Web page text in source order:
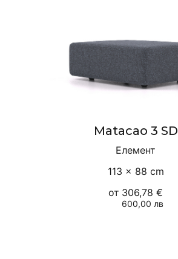
Matacao 3 SD
Елемент
113 × 88 cm
от 306,78 €
600,00 лв